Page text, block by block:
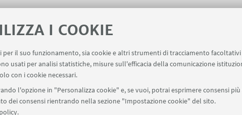
I COOKIE
per il suo funzionamento, sia cookie e altri strumenti di tracciamento
usati per analisi statistiche, misure sull'efficacia della comunicazione
con i cookie necessari.
l'opzione in "Personalizza cookie" e, se vuoi, potrai esprimere consensi
dei consensi rientrando nella sezione "Impostazione cookie" del sito.
.
Contatti RDA Elettronica Missioni web
SEGUI UNIBO SU: